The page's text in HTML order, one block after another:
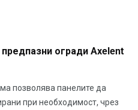
огради Axelent
позволява панелите да
при необходимост, чрез